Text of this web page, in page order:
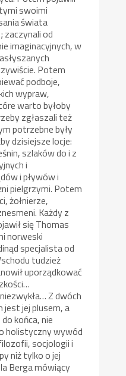
swoimi
świata
od
imaginacyjnych, w
Potem
podboje,
wypraw,
warto byłoby
zgłaszali też
potrzebne były
dzisiejsze locje:
szlaków do i z
i
i pływów i
pielgrzymi. Potem
żołnierze,
Każdy z
się Thomas
norweski
specjalista od
tudzież
uporządkować
Z dwóch
jej plusem, a
końca, nie
holistyczny wywód
socjologii i
niż tylko o jej
Berga mówiący